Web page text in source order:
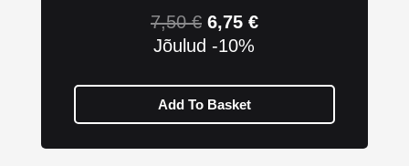
7,50€ 6,75 €
Jõulud -10%
Add To Basket